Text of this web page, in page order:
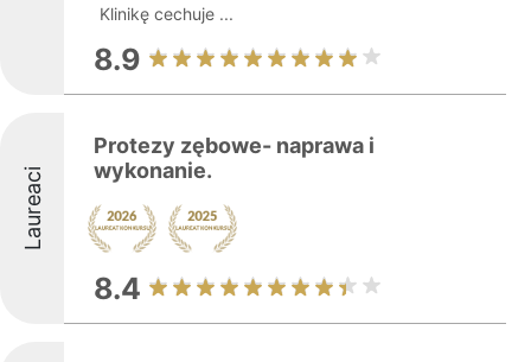
Klinikę cechuje ...
8.9
Laureaci
Protezy zębowe- naprawa i
wykonanie.
8.4